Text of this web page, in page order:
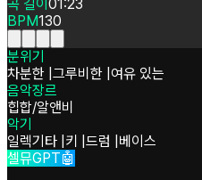
곡 길이 01:23
BPM130
분위기
차분한 그루비한 여유 있는
음악장르
힙합/알앤비
악기
일렉기타 키 드럼
베이스
셀뮤GPT🤖